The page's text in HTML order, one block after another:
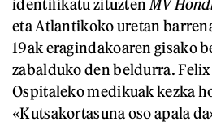
identifikatu zituzten MV
eta Atlantikoko uretan
19ak eragindakoaren gisako
zabalduko den beldurra.
Ospitaleko medikuak kezka
«Kutsakortasuna oso apala